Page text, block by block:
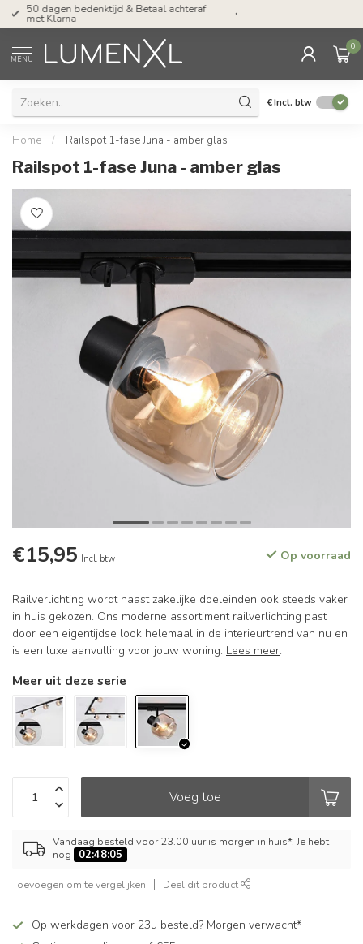
Tel: ma-do tot 23.00, vr tot 21.00, za tot
17.00 uur
MENU
0
€Incl. btw
Home / Railspot 1-fase Juna - amber glas
Railspot 1-fase Juna - amber glas
€15,95 Incl. btw Op voorraad
Railverlichting wordt naast zakelijke doeleinden ook steeds vaker
in huis gekozen. Ons moderne assortiment railverlichting past
door een eigentijdse look helemaal in de interieurtrend van nu en
is een luxe aanvulling voor jouw woning. Lees meer.
Meer uit deze serie
Voeg toe
Vandaag besteld voor 23.00 uur is morgen in huis*. Je hebt
nog
02:48:05
Toevoegen om te vergelijken Deel dit product
Op werkdagen voor 23u besteld? Morgen verwacht*